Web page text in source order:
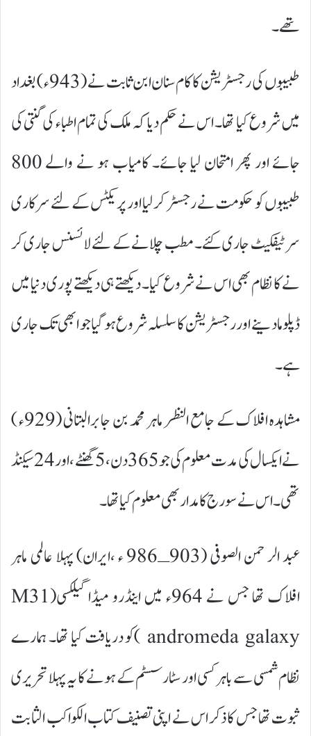
تھے۔
طبیبوں کی رجسٹریشن کا کام سنان ابن ثابت نے (943ء ) بغداد
میں شروع کیا تھا۔ اس نے حکم دیا کہ ملک کی تمام اطباء کی گنتی کی
جائے اور پھر امتحان لیا جائے۔ کامیاب ہو نے والے 800
طبیبوں کو حکومت نے رجسٹر کر لیا اور پر یکٹس کے لئے سرکاری
سر ٹیفکیٹ جاری کئے۔ مطب چلانے کے لئے لا ئسنس جاری کر
نے کا نظام بھی اس نے شروع کیا۔ دیکھتے ہی دیکھتے پوری دنیا میں
ڈپلوما دینے اور رجسٹریشن کا سلسلہ شروع ہو گیا جو ابھی تک جاری
ہے۔
مشاہدہ افلاک کے جامع النظر ماہر محمد بن جابرالبتانی (929ء )
نے ایکسال کی مدت معلوم کی جو 365دن، 5گھنٹے ، اور 24سیکنڈ
تھی۔ اس نے سورج کا مدار بھی معلوم کیا تھا۔
عبد الر حمن الصوفی (903ـ986 ء ،ایران) پہلا عالمی ماہر
افلاک تھا جس نے 964ء میں اینڈرو میڈا گیلکسی(M31
andromeda galaxy )کو دریافت کیا تھا۔ ہمارے
نظام شمسی سے باہر کسی اور سٹار سسٹم کے ہونے کا یہ پہلا تحریری
ثبوت تھا جس کا ذکر اس نے اپنی تصنیف کتاب الکواکب الثا بت